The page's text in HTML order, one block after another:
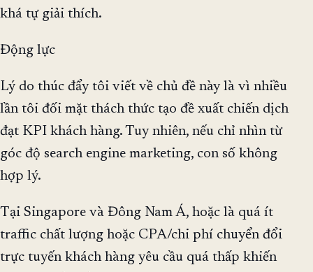
khá tự giải thích.
Động lực
Lý do thúc đẩy tôi viết về chủ đề này là vì nhiều
lần tôi đối mặt thách thức tạo đề xuất chiến dịch
đạt KPI khách hàng. Tuy nhiên, nếu chỉ nhìn từ
góc độ search engine marketing, con số không
hợp lý.
Tại Singapore và Đông Nam Á, hoặc là quá ít
traffic chất lượng hoặc CPA/chi phí chuyển đổi
trực tuyến khách hàng yêu cầu quá thấp khiến